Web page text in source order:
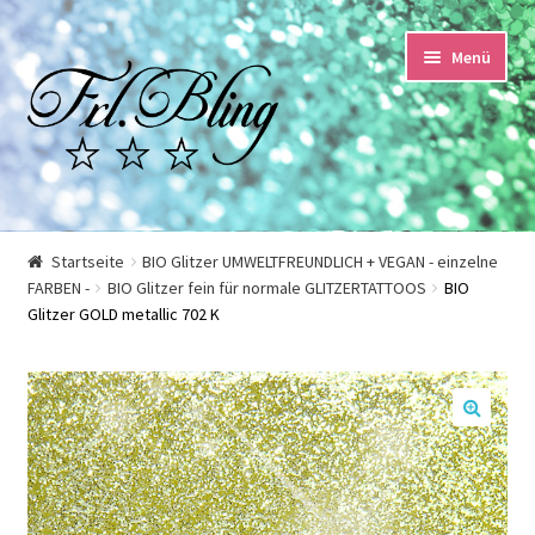
Zur
Navigation
springen
Springe
zum
Inhalt
Menü
Start
AGB und Kundeninformationen
Echtheit von Bewertungen
Impressum
Startseite
BIO Glitzer UMWELTFREUNDLICH + VEGAN - einzelne
FARBEN -
BIO Glitzer fein für normale GLITZERTATTOOS
BIO
Glitzer GOLD metallic 702 K
🔍